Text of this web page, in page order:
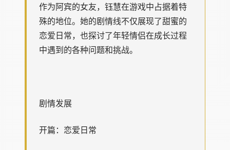
作为阿宾的女友，钰慧在游戏中占据着特
殊的地位。她的剧情线不仅展现了甜蜜的
恋爱日常，也探讨了年轻情侣在成长过程
中遇到的各种问题和挑战。
剧情发展
开篇：恋爱日常